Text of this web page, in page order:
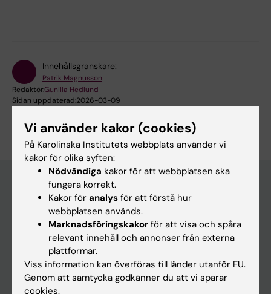
Innehållsgranskare:
Patrik Magnusson
Redaktör:Gunilla Hedlund
Sidan uppdaterad:2026-03-09
Huvudmeny
Utbildning
Forskarutbildning
Forskning
Vi använder kakor (cookies)
På Karolinska Institutets webbplats använder vi
kakor för olika syften:
Nödvändiga kakor för att webbplatsen ska
fungera korrekt.
Kakor för analys för att förstå hur
webbplatsen används.
Marknadsföringskakor för att visa och spåra
relevant innehåll och annonser från externa
plattformar.
Viss information kan överföras till länder utanför EU.
Genom att samtycka godkänner du att vi sparar
cookies.